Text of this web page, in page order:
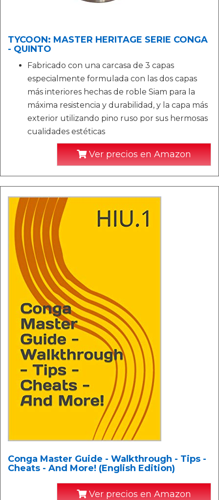
TYCOON: MASTER HERITAGE SERIE CONGA
- QUINTO
Fabricado con una carcasa de 3 capas
especialmente formulada con las dos capas
más interiores hechas de roble Siam para la
máxima resistencia y durabilidad, y la capa más
exterior utilizando pino ruso por sus hermosas
cualidades estéticas
Ver precios en Amazon
Conga Master Guide - Walkthrough - Tips -
Cheats - And More! (English Edition)
Ver precios en Amazon